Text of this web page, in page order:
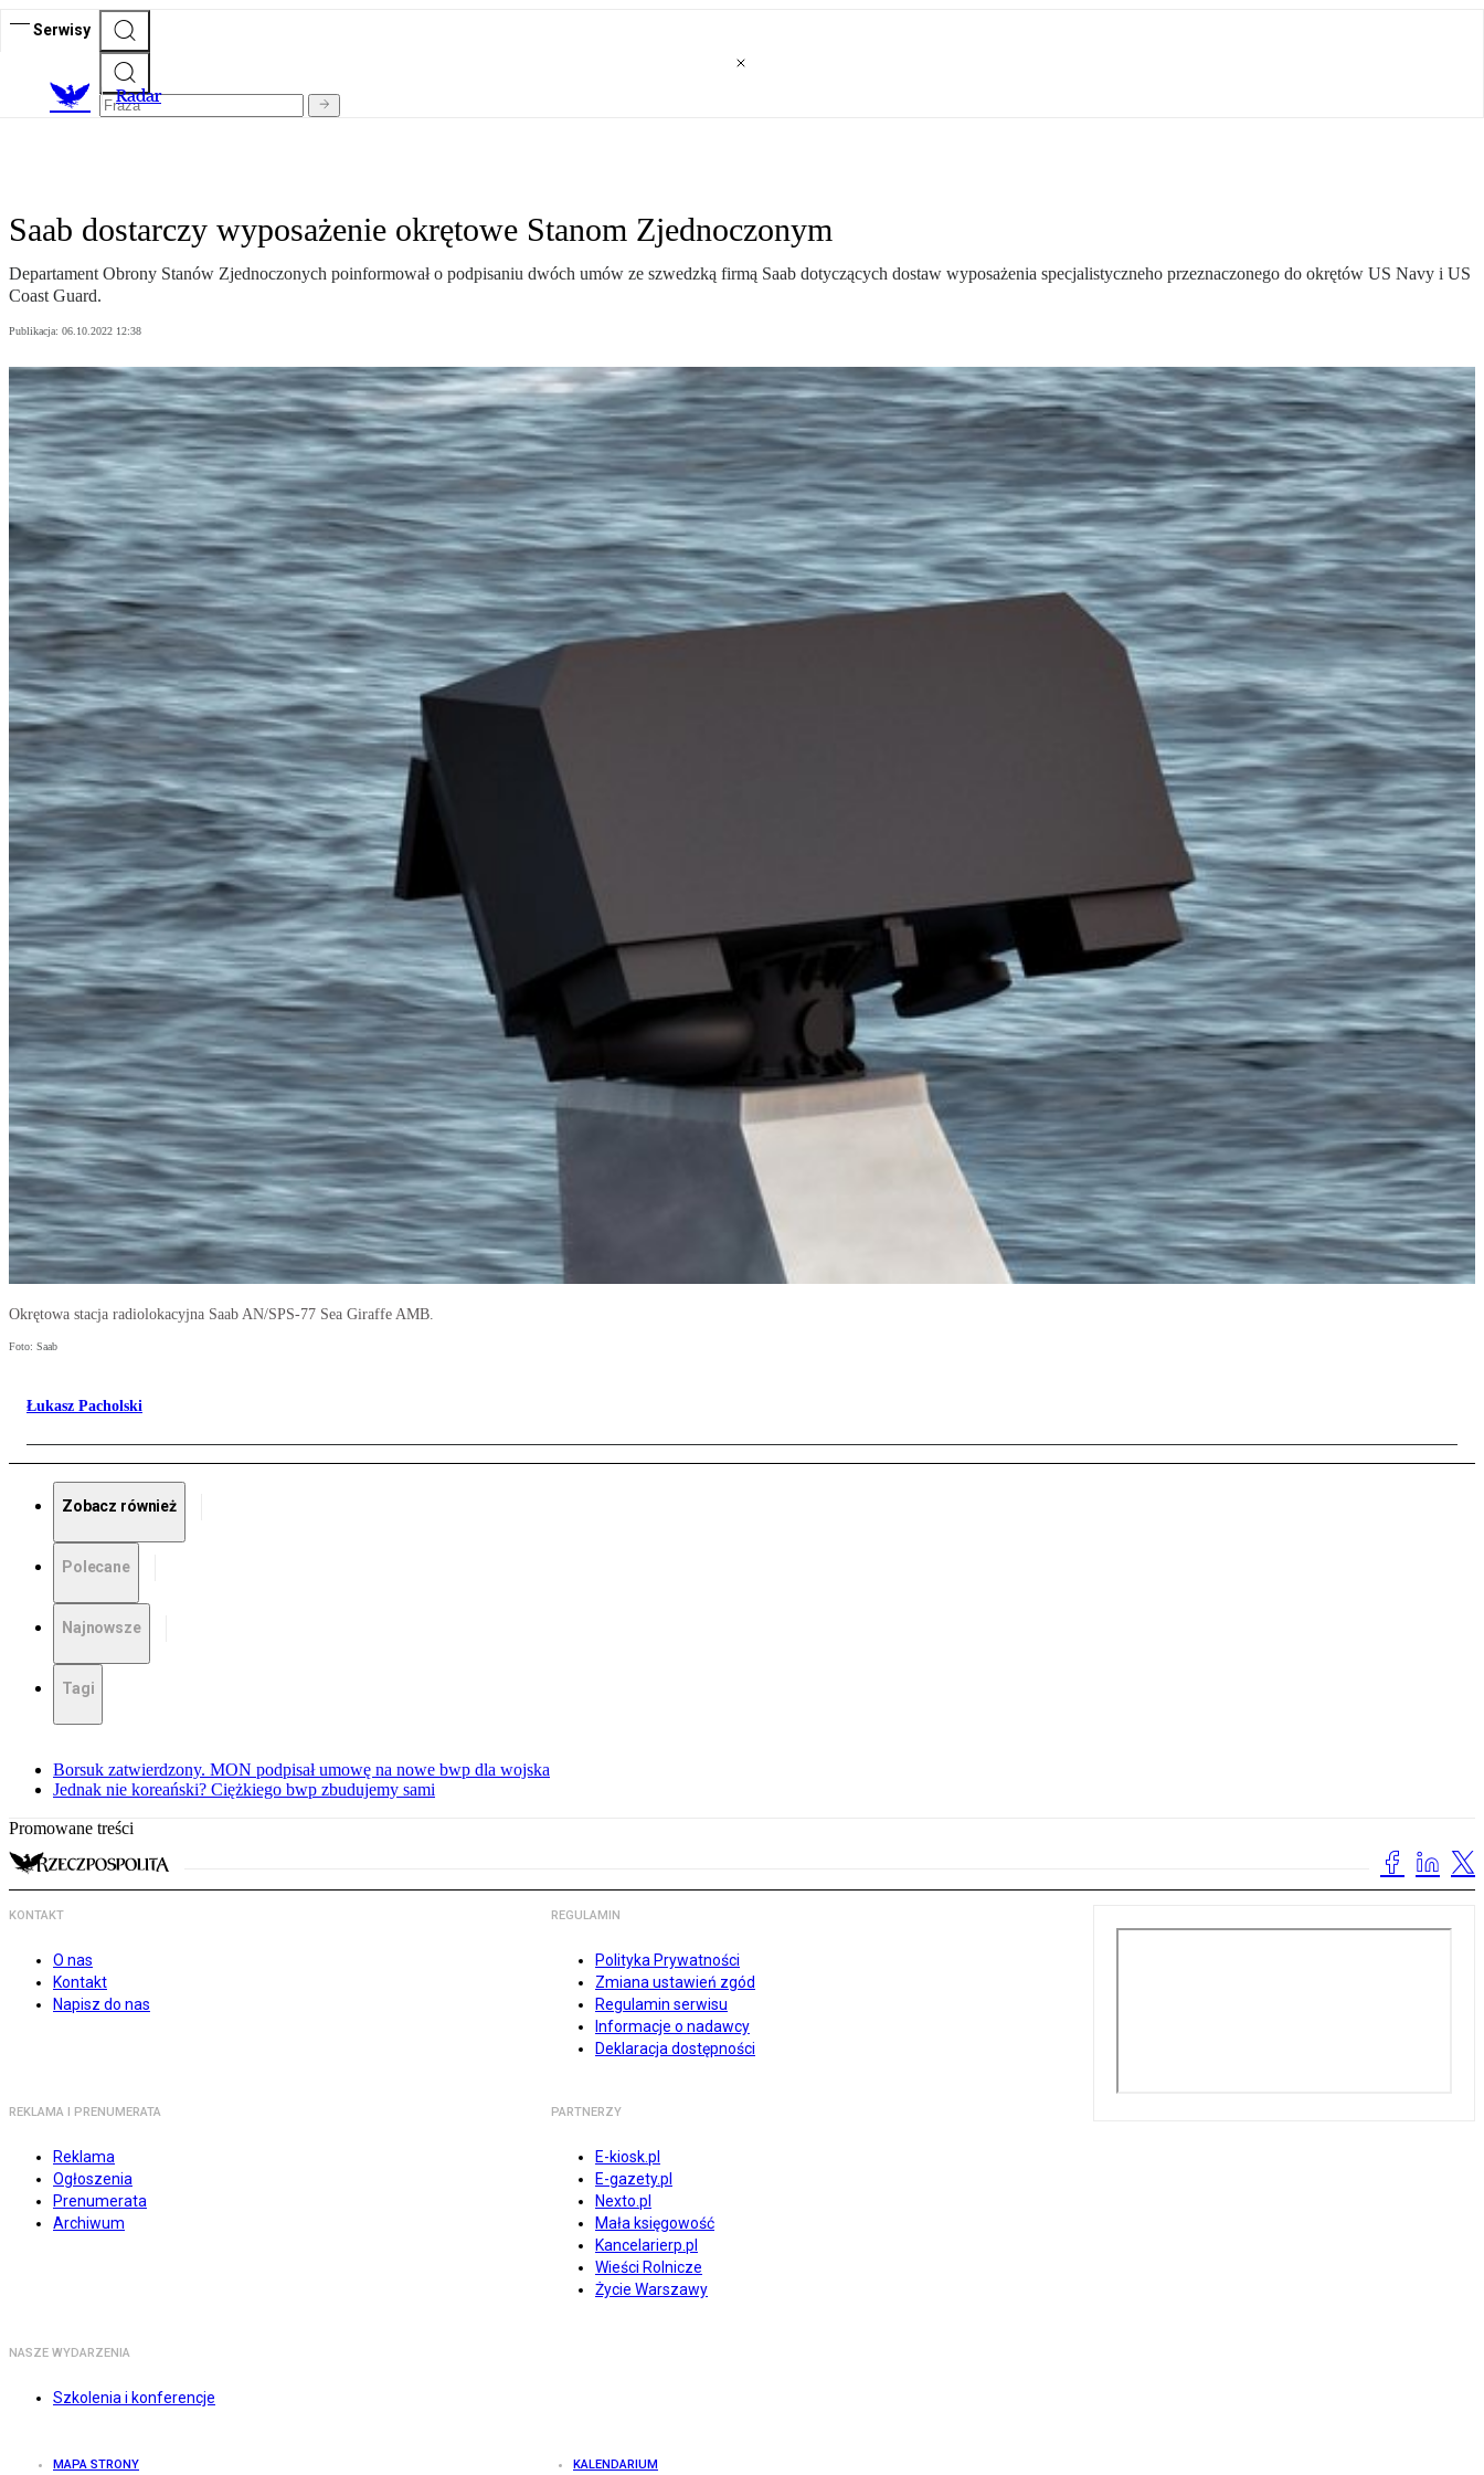
Serwisy
Radar
Saab dostarczy wyposażenie okrętowe Stanom Zjednoczonym
Departament Obrony Stanów Zjednoczonych poinformował o podpisaniu dwóch umów ze szwedzką firmą Saab dotyczących dostaw wyposażenia specjalistyczneho przeznaczonego do okrętów US Navy i US
Coast Guard.
Publikacja: 06.10.2022 12:38
Okrętowa stacja radiolokacyjna Saab AN/SPS-77 Sea Giraffe AMB.
Foto: Saab
Łukasz Pacholski
Zobacz również
Polecane
Najnowsze
Tagi
Borsuk zatwierdzony. MON podpisał umowę na nowe bwp dla wojska
Jednak nie koreański? Ciężkiego bwp zbudujemy sami
Promowane treści
KONTAKT
O nas
Kontakt
Napisz do nas
REGULAMIN
Polityka Prywatności
Zmiana ustawień zgód
Regulamin serwisu
Informacje o nadawcy
Deklaracja dostępności
REKLAMA I PRENUMERATA
Reklama
Ogłoszenia
Prenumerata
Archiwum
PARTNERZY
E-kiosk.pl
E-gazety.pl
Nexto.pl
Mała księgowość
Kancelarierp.pl
Wieści Rolnicze
Życie Warszawy
NASZE WYDARZENIA
Szkolenia i konferencje
MAPA STRONY KALENDARIUM